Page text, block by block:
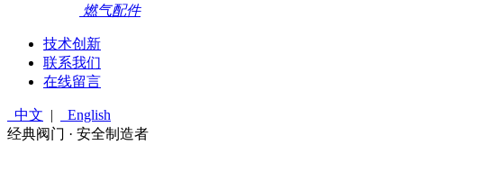
燃气配件
技术创新
联系我们
在线留言
中文 |
English
经典阀门 · 安全制造者